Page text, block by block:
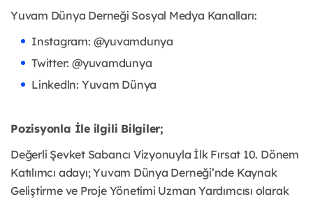
Yuvam Dünya Derneği Sosyal Medya Kanalları:
Instagram: @yuvamdunya
Twitter: @yuvamdunya
Linkedln: Yuvam Dünya
Pozisyonla İle ilgili Bilgiler;
Değerli Şevket Sabancı Vizyonuyla İlk Fırsat 10. Dönem
Katılımcı adayı; Yuvam Dünya Derneği’nde Kaynak
Geliştirme ve Proje Yönetimi Uzman Yardımcısı olarak